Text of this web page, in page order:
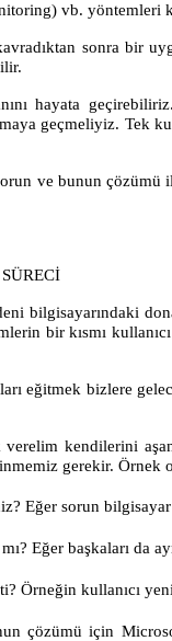
vb.
sonra bir
hayata
geçmeliyiz. Tek
ve bunun çözümü
bilgisayarındaki
bir kısmı
eğitmek bizlere
kendilerini
gerekir. Örnek
Eğer sorun
Eğer başkaları
Örneğin kullanıcı
çözümü için